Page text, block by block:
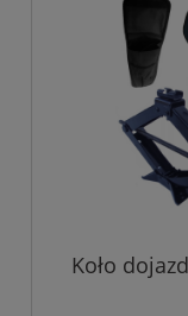
Koło